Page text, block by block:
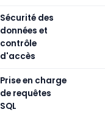
Sécurité des
données et
contrôle
d'accès
Prise en charge
de requêtes
SQL